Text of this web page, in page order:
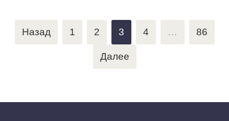
Пагинация
записей
Назад 1 2 3 4 … 86
Далее